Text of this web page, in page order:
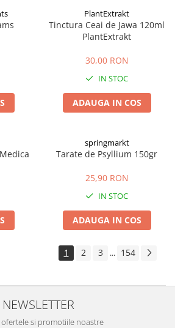
PlantExtrakt
Tinctura Ceai de Jawa 120ml
PlantExtrakt
30,00 RON
IN STOC
ADAUGA IN COS
springmarkt
Tarate de Psyllium 150gr
25,90 RON
IN STOC
ADAUGA IN COS
1 2 3 ... 154
NEWSLETTER
ofertele si promotiile noastre